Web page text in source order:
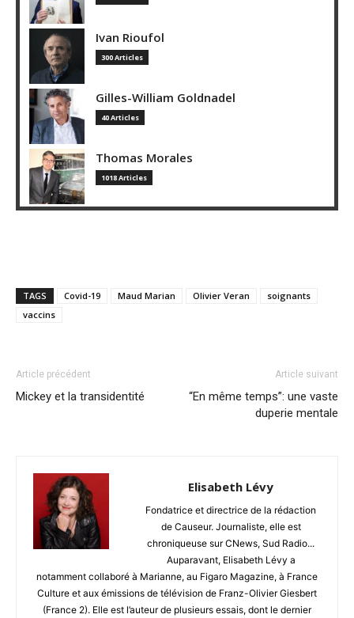
Ivan Rioufol
300 Articles
Gilles-William Goldnadel
40 Articles
Thomas Morales
1018 Articles
TAGS Covid-19 Maud Marian Olivier Veran
soignants
vaccins
Article précédent
Mickey et la transidentité
Article suivant
“En même temps”: une vaste
duperie mentale
Elisabeth Lévy
Fondatrice et directrice de la rédaction
de Causeur. Journaliste, elle est
chroniqueuse sur CNews, Sud Radio...
Auparavant, Elisabeth Lévy a
notamment collaboré à Marianne, au Figaro Magazine, à France
Culture et aux émissions de télévision de Franz-Olivier Giesbert
(France 2). Elle est l’auteur de plusieurs essais, dont le dernier